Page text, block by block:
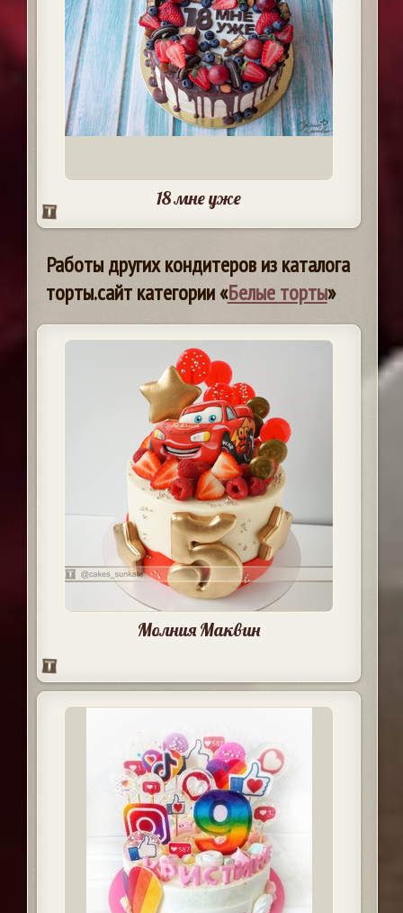
18 мне уже
Работы других кондитеров из каталога
торты.сайт категории «Белые торты»
Молния Маквин